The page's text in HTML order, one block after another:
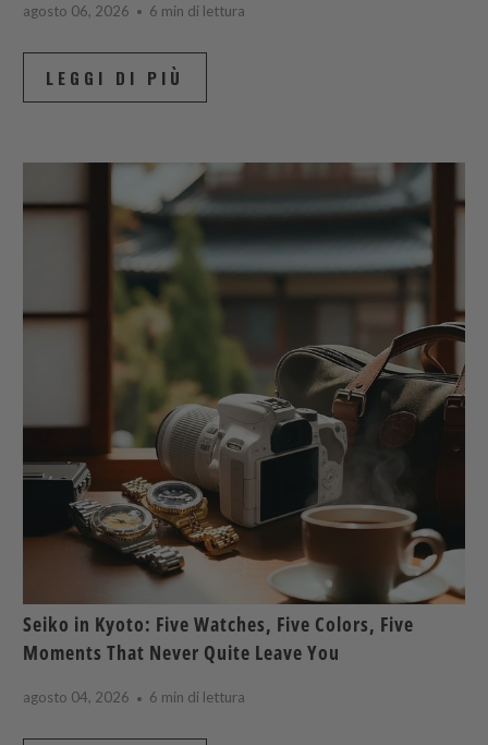
agosto 06, 2026 6 min di lettura
LEGGI DI PIÙ
Seiko in Kyoto: Five Watches, Five Colors, Five
Moments That Never Quite Leave You
agosto 04, 2026 6 min di lettura